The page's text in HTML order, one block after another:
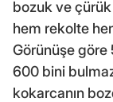
bozuk ve çürük
hem rekolte
Görünüşe göre
600 bini
kokarcanın